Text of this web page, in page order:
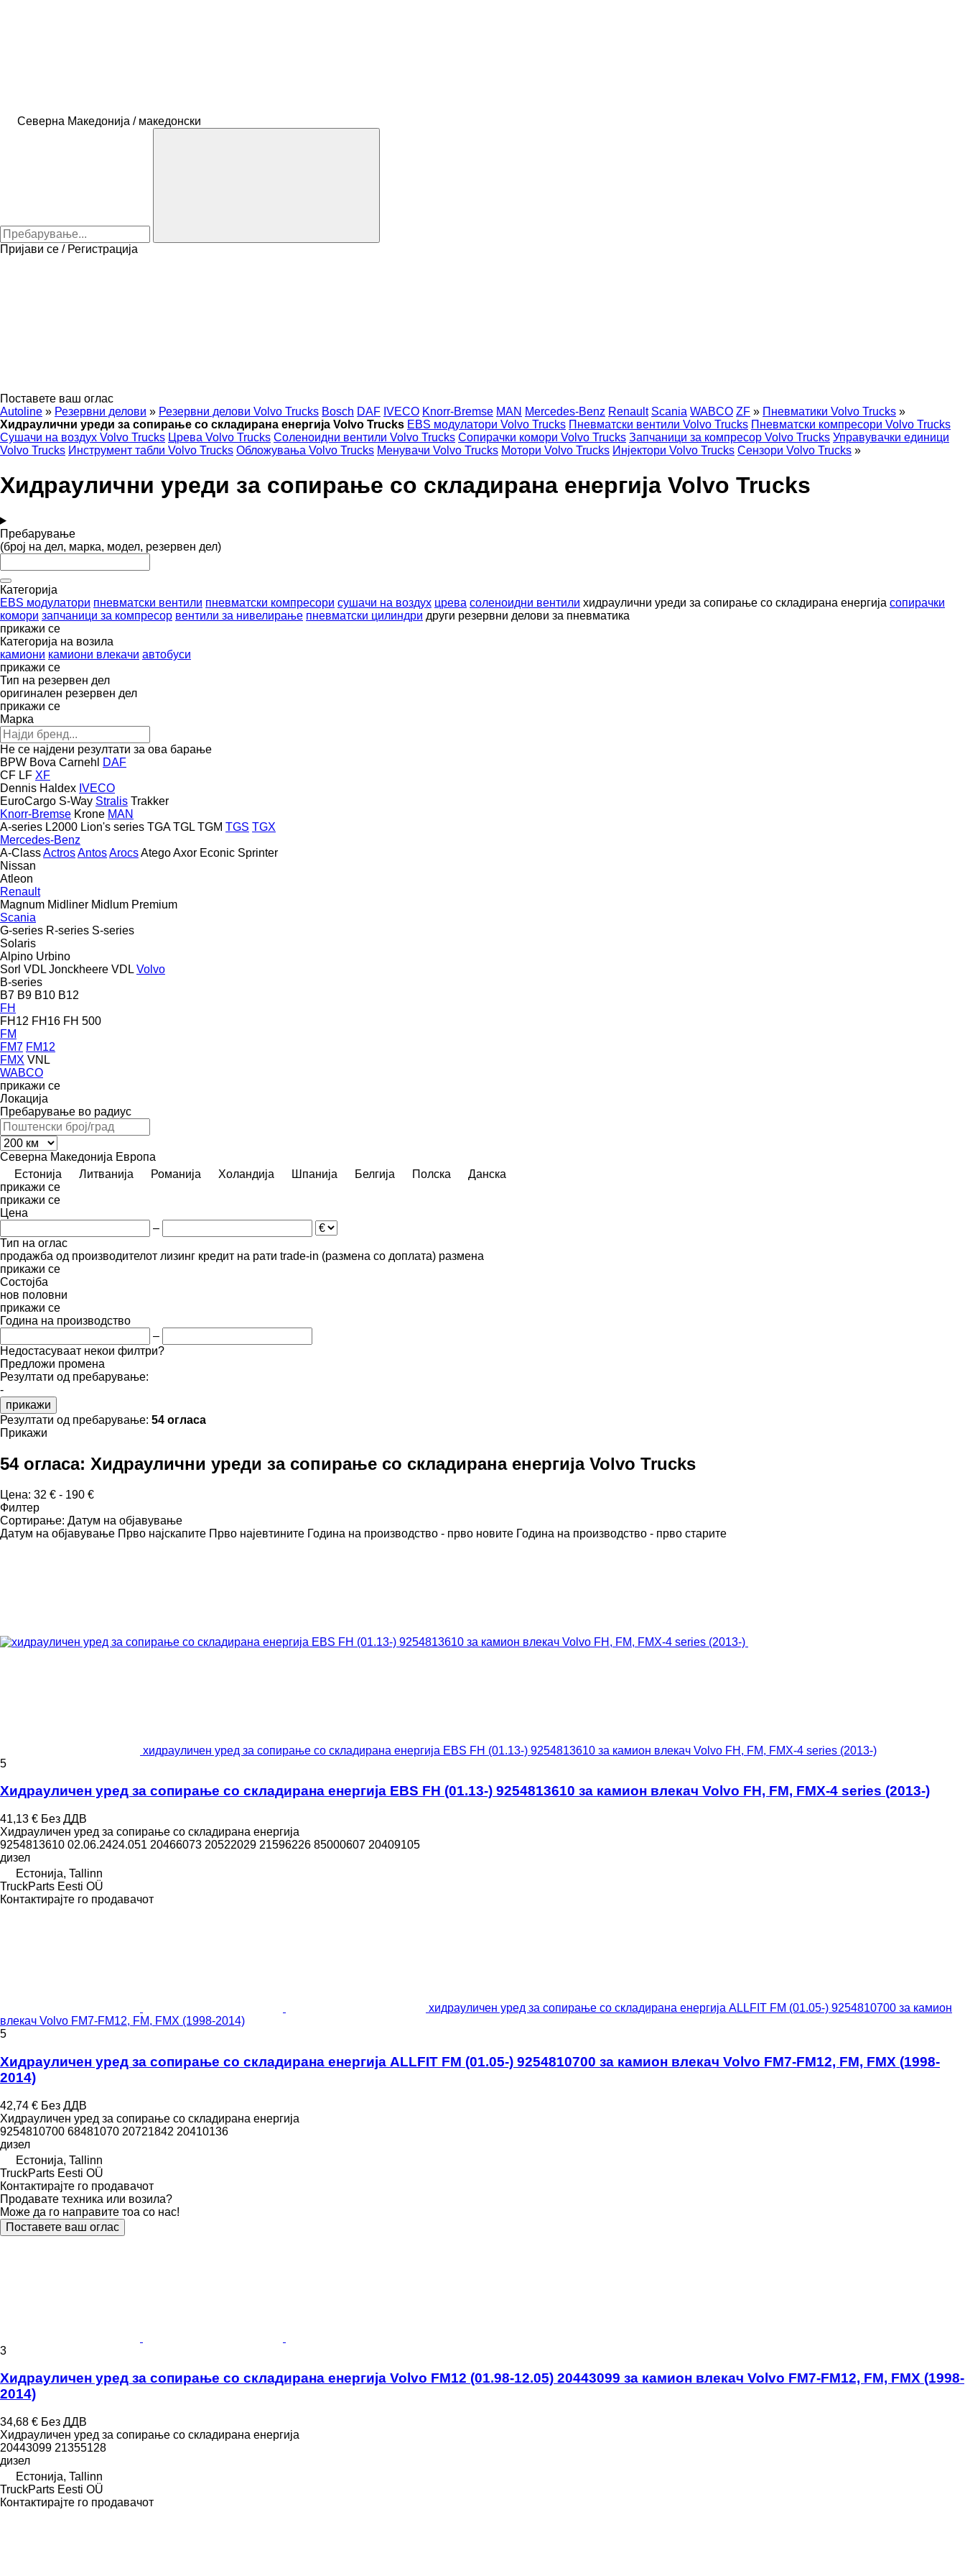
Северна Македонија / македонски
Пријави се / Регистрација
Поставете ваш оглас
Autoline » Резервни делови » Резервни делови Volvo Trucks Bosch DAF IVECO Knorr-Bremse MAN Mercedes-Benz Renault Scania WABCO ZF » Пневматики Volvo Trucks »
Хидраулични уреди за сопирање со складирана енергија Volvo Trucks EBS модулатори Volvo Trucks Пневматски вентили Volvo Trucks Пневматски компресори Volvo Trucks
Сушачи на воздух Volvo Trucks Црева Volvo Trucks Соленоидни вентили Volvo Trucks Сопирачки комори Volvo Trucks Запчаници за компресор Volvo Trucks Управувачки единици
Volvo Trucks Инструмент табли Volvo Trucks Обложувања Volvo Trucks Менувачи Volvo Trucks Мотори Volvo Trucks Инјектори Volvo Trucks Сензори Volvo Trucks »
Хидраулични уреди за сопирање со складирана енергија Volvo Trucks
Пребарување
(број на дел, марка, модел, резервен дел)
Категорија
EBS модулатори пневматски вентили пневматски компресори сушачи на воздух црева соленоидни вентили хидраулични уреди за сопирање со складирана енергија сопирачки
комори запчаници за компресор вентили за нивелирање пневматски цилиндри други резервни делови за пневматика
прикажи се
Категорија на возила
камиони камиони влекачи автобуси
прикажи се
Тип на резервен дел
оригинален резервен дел
прикажи се
Марка
Не се најдени резултати за ова барање
BPW Bova Carnehl
DAF
CF LF XF
Dennis Haldex IVECO
EuroCargo S-Way Stralis Trakker
Knorr-Bremse Krone MAN
A-series L2000 Lion's series TGA TGL TGM TGS TGX
Mercedes-Benz
A-ClassActrosAntosArocsAtegoAxor Econic Sprinter
Nissan
Atleon
Renault
Magnum Midliner Midlum Premium
Scania
G-series R-series S-series
Solaris
Alpino Urbino
Sorl VDL Jonckheere VDL Volvo
B-series
B7 B9 B10 B12
FH
FH12 FH16 FH 500
FM
FM7 FM12
FMX VNL
WABCO
прикажи се
Локација
Пребарување во радиус
Северна Македонија Европа
Естонија
Литванија Романија Холандија Шпанија Белгија Полска
Данска
прикажи се
прикажи се
Цена
–
Тип на оглас
продажба од производителот лизинг кредит на рати trade-in (размена со доплата) размена
прикажи се
Состојба
нов половни
прикажи се
Година на производство
–
Недостасуваат некои филтри?
Предложи промена
Резултати од пребарување:
-
прикажи
Резултати од пребарување: 54 огласа
Прикажи
54 огласа: Хидраулични уреди за сопирање со складирана енергија Volvo Trucks
Цена: 32 € - 190 €
Филтер
Сортирање: Датум на објавување
Датум на објавување Прво најскапите Прво најевтините Година на производство - прво новите Година на производство - прво старите
хидрауличен уред за сопирање со складирана енергија EBS FH (01.13-) 9254813610 за камион влекач Volvo FH, FM, FMX-4 series (2013-)
5
Хидрауличен уред за сопирање со складирана енергија EBS FH (01.13-) 9254813610 за камион влекач Volvo FH, FM, FMX-4 series (2013-)
41,13 € Без ДДВ
Хидрауличен уред за сопирање со складирана енергија
9254813610 02.06.2424.051 20466073 20522029 21596226 85000607 20409105
дизел
Естонија, Tallinn
TruckParts Eesti OÜ
Контактирајте го продавачот
хидрауличен уред за сопирање со складирана енергија ALLFIT FM (01.05-) 9254810700 за камион
влекач Volvo FM7-FM12, FM, FMX (1998-2014)
5
Хидрауличен уред за сопирање со складирана енергија ALLFIT FM (01.05-) 9254810700 за камион влекач Volvo FM7-FM12, FM, FMX (1998-
2014)
42,74 € Без ДДВ
Хидрауличен уред за сопирање со складирана енергија
9254810700 68481070 20721842 20410136
дизел
Естонија, Tallinn
TruckParts Eesti OÜ
Контактирајте го продавачот
Продавате техника или возила?
Може да го направите тоа со нас!
Поставете ваш оглас
3
Хидрауличен уред за сопирање со складирана енергија Volvo FM12 (01.98-12.05) 20443099 за камион влекач Volvo FM7-FM12, FM, FMX (1998-
2014)
34,68 € Без ДДВ
Хидрауличен уред за сопирање со складирана енергија
20443099 21355128
дизел
Естонија, Tallinn
TruckParts Eesti OÜ
Контактирајте го продавачот